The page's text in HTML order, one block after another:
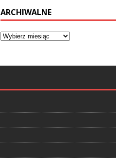
ARCHIWALNE